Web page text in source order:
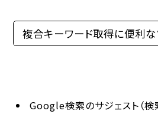
複合キーワード取得に便利な
Google検索のサジェスト（